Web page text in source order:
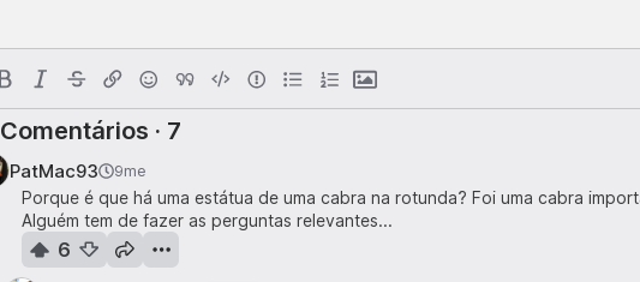
Comentários · 7
PatMac93 9me
Porque é que há uma estátua de uma cabra na rotunda? Foi uma cabra
Alguém tem de fazer as perguntas relevantes...
6